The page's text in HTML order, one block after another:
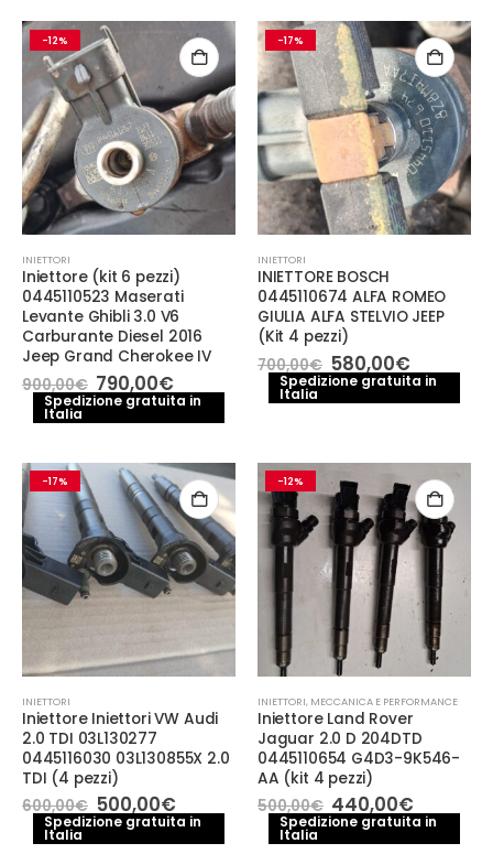
-12%
INIETTORI
Iniettore (kit 6 pezzi)
0445110523 Maserati
Levante Ghibli 3.0 V6
Carburante Diesel 2016
Jeep Grand Cherokee IV
900,00€ Il
prezzo
originale
790,00€Il
prezzo
attuale
Spedizione gratuita in
Italia
-17%
INIETTORI
INIETTORE BOSCH
0445110674 ALFA ROMEO
GIULIA ALFA STELVIO JEEP
(Kit 4 pezzi)
700,00€ Il
prezzo
originale
580,00€Il
prezzo
attuale
Spedizione gratuita in
Italia
-17%
INIETTORI
Iniettore Iniettori VW Audi
2.0 TDI 03L130277
0445116030 03L130855X 2.0
TDI (4 pezzi)
600,00€ Il
prezzo
originale
500,00€Il
prezzo
attuale
Spedizione gratuita in
Italia
-12%
INIETTORI, MECCANICA E PERFORMANCE
Iniettore Land Rover
Jaguar 2.0 D 204DTD
0445110654 G4D3-9K546-
AA (kit 4 pezzi)
500,00€ Il
prezzo
originale
440,00€Il
prezzo
attuale
Spedizione gratuita in
Italia